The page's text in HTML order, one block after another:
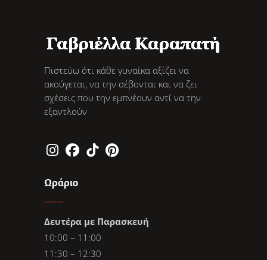
Πιστεύω ότι κάθε γυναίκα αξίζει να
ακούγεται, να την σέβονται και να ζει
σχέσεις που την εμπνέουν αντί να την
εξαντλούν
Ωράριο
Δευτέρα με Παρασκευή
10:00 – 11:00
11:30 – 12:30